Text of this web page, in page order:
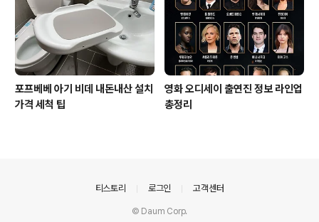
포프베베 아기 비데 내돈내산 설치
가격 세척 팁
영화 오디세이 출연진 정보 라인업
총정리
티스토리 로그인 고객센터
© Daum Corp.